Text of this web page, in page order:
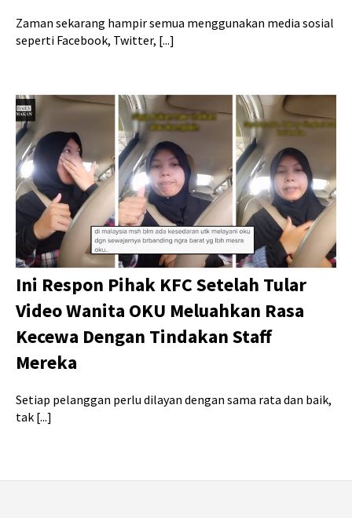
Zaman sekarang hampir semua menggunakan media sosial
seperti Facebook, Twitter, [...]
Ini Respon Pihak KFC Setelah Tular
Video Wanita OKU Meluahkan Rasa
Kecewa Dengan Tindakan Staff
Mereka
Setiap pelanggan perlu dilayan dengan sama rata dan baik,
tak [...]